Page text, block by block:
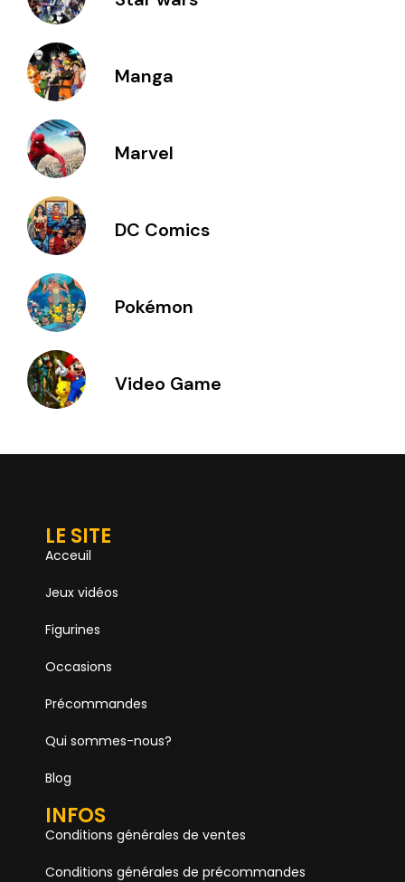
Manga
Marvel
DC Comics
Pokémon
Video Game
LE SITE
Acceuil
Jeux vidéos
Figurines
Occasions
Précommandes
Qui sommes-nous?
Blog
INFOS
Conditions générales de ventes
Conditions générales de précommandes